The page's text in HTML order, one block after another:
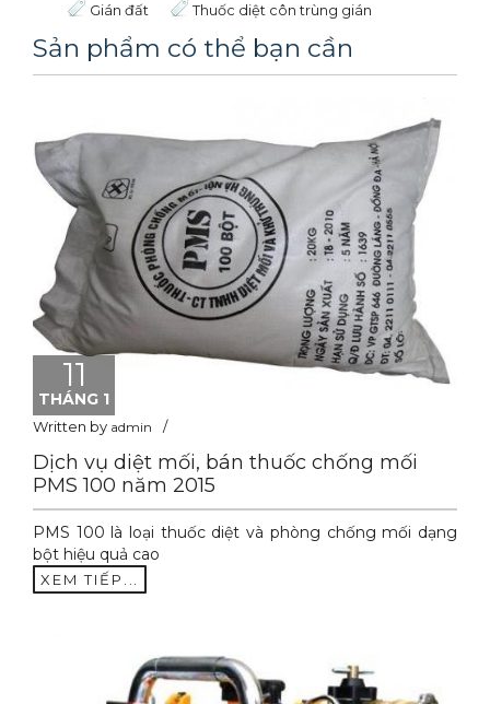
Gián đất
Thuốc diệt côn trùng gián
Sản phẩm có thể bạn cần
11
THÁNG 1
Written by admin
Dịch vụ diệt mối, bán thuốc chống mối
PMS 100 năm 2015
PMS 100 là loại thuốc diệt và phòng chống mối dạng
bột hiệu quả cao
XEM TIẾP...